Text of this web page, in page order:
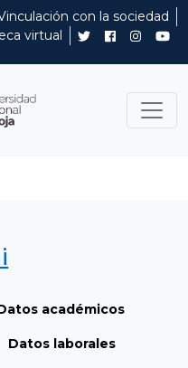
con la sociedad
virtual
académicos
Datos laborales